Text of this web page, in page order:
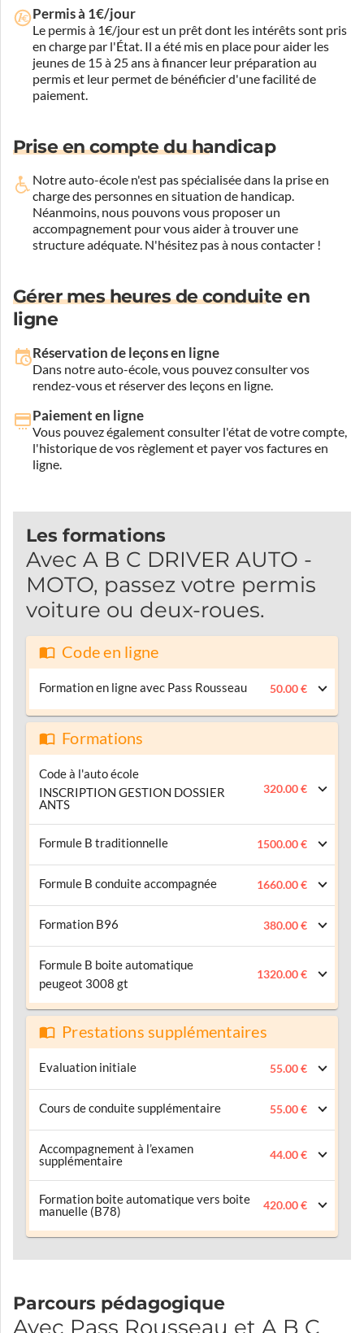
Permis à 1€/jour
Le permis à 1€/jour est un prêt dont les intérêts sont pris
en charge par l'État. Il a été mis en place pour aider les
jeunes de 15 à 25 ans à financer leur préparation au
permis et leur permet de bénéficier d'une facilité de
paiement.
Prise en compte du handicap
Notre auto-école n'est pas spécialisée dans la prise en
charge des personnes en situation de handicap.
Néanmoins, nous pouvons vous proposer un
accompagnement pour vous aider à trouver une
structure adéquate. N'hésitez pas à nous contacter !
Gérer mes heures de conduite en
ligne
Réservation de leçons en ligne
Dans notre auto-école, vous pouvez consulter vos
rendez-vous et réserver des leçons en ligne.
Paiement en ligne
Vous pouvez également consulter l'état de votre compte,
l'historique de vos règlement et payer vos factures en
ligne.
Les formations
Avec A B C DRIVER AUTO -
MOTO, passez votre permis
voiture ou deux-roues.
Code en ligne
Formation en ligne avec Pass Rousseau 50.00 €
Formations
Code à l'auto école
INSCRIPTION GESTION DOSSIER
ANTS
320.00 €
Formule B traditionnelle 1500.00 €
Formule B conduite accompagnée 1660.00 €
Formation B96 380.00 €
Formule B boite automatique
peugeot 3008 gt
1320.00 €
Prestations supplémentaires
Evaluation initiale 55.00 €
Cours de conduite supplémentaire 55.00 €
Accompagnement à l’examen
supplémentaire
44.00 €
Formation boite automatique vers boite
manuelle (B78)
420.00 €
Parcours pédagogique
Avec Pass Rousseau et A B C